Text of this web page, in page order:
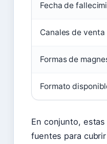
Fecha de
Canales de venta
Formas de
Formato
En conjunto,
fuentes para